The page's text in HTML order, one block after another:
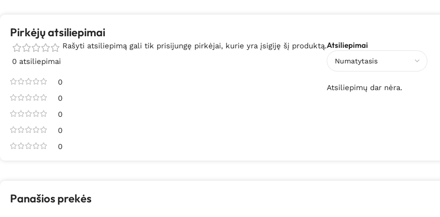
Pirkėjų atsiliepimai
0 atsiliepimai
0
0
0
0
0
Atsiliepimai
Atsiliepimų dar nėra.
Rašyti atsiliepimą gali tik prisijungę pirkėjai, kurie yra įsigiję šį produktą.
Panašios prekės